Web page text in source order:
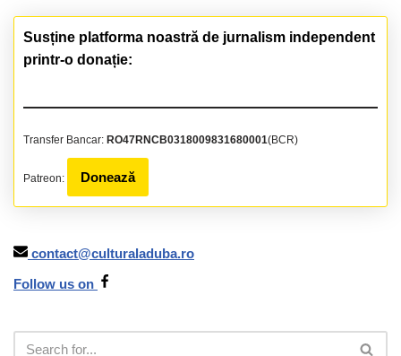
Susține platforma noastră de jurnalism independent
printr-o donație:
Transfer Bancar: RO47RNCB0318009831680001(BCR)
Patreon: Donează
contact@culturaladuba.ro
Follow us on